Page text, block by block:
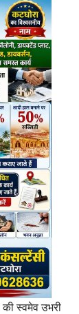
की स्वमेव उभरी